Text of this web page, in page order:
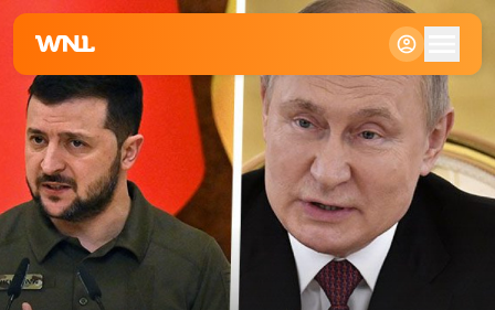
Klein
Standaard
Groot